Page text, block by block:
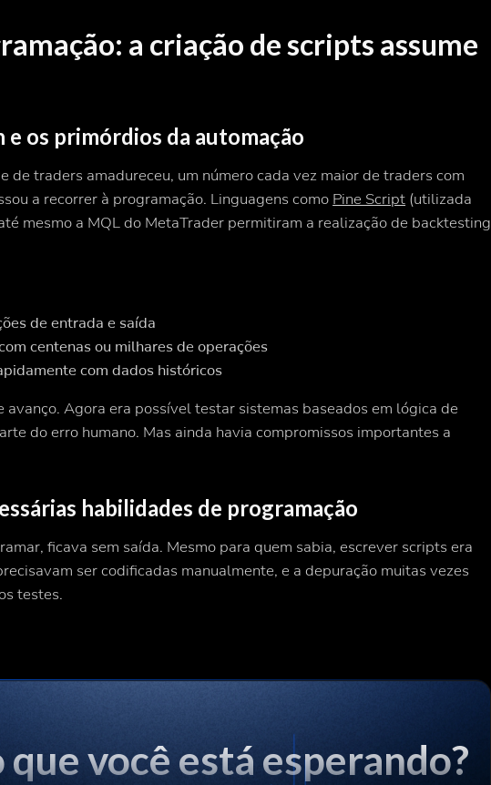
a criação de scripts assume
e os primórdios da automação
de traders amadureceu, um número cada vez maior de traders com
a recorrer à programação. Linguagens como Pine Script (utilizada
mesmo a MQL do MetaTrader permitiram a realização de backtesting
de entrada e saída
centenas ou milhares de operações
com dados históricos
avanço. Agora era possível testar sistemas baseados em lógica de
do erro humano. Mas ainda havia compromissos importantes a
habilidades de programação
ficava sem saída. Mesmo para quem sabia, escrever scripts era
ser codificadas manualmente, e a depuração muitas vezes
testes.
que você está esperando?